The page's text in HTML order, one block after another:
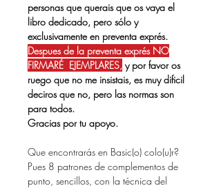
personas que querais que os vaya el
libro dedicado, pero sólo y
exclusivamente en preventa exprés.
Despues de la preventa exprés NO
FIRMARÉ EJEMPLARES, y por favor os
ruego que no me insistais, es muy dificil
deciros que no, pero las normas son
para todos.
Gracias por tu apoyo.
Que encontrarás en Basic(o) colo(u)r?
Pues 8 patrones de complementos de
punto, sencillos, con la técnica del